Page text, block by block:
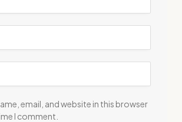
email, and website in this browser
I comment.